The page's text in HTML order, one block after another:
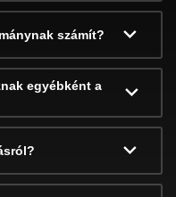
számít?
egyébként a